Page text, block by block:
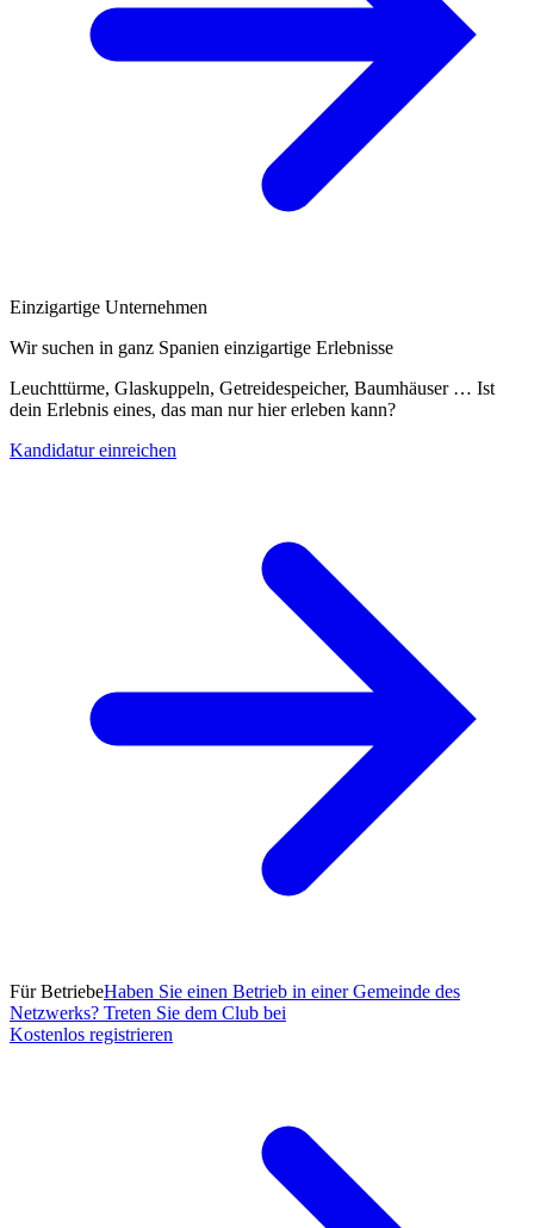
Einzigartige Unternehmen
Wir suchen in ganz Spanien einzigartige Erlebnisse
Leuchttürme, Glaskuppeln, Getreidespeicher, Baumhäuser … Ist
dein Erlebnis eines, das man nur hier erleben kann?
Kandidatur einreichen
Für BetriebeHaben Sie einen Betrieb in einer Gemeinde des
Netzwerks? Treten Sie dem Club bei
Kostenlos registrieren